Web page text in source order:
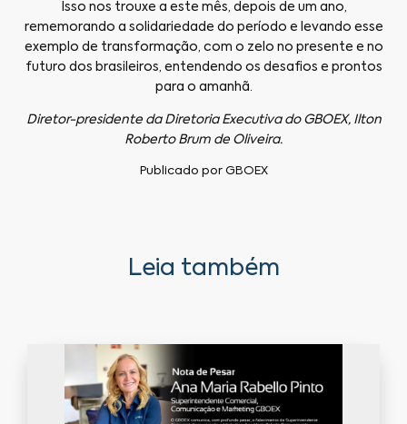
Isso nos trouxe a este mês, depois de um ano,
rememorando a solidariedade do período e levando esse
exemplo de transformação, com o zelo no presente e no
futuro dos brasileiros, entendendo os desafios e prontos
para o amanhã.
Diretor-presidente da Diretoria Executiva do GBOEX, Ilton
Roberto Brum de Oliveira.
Publicado porGBOEX
Leia também